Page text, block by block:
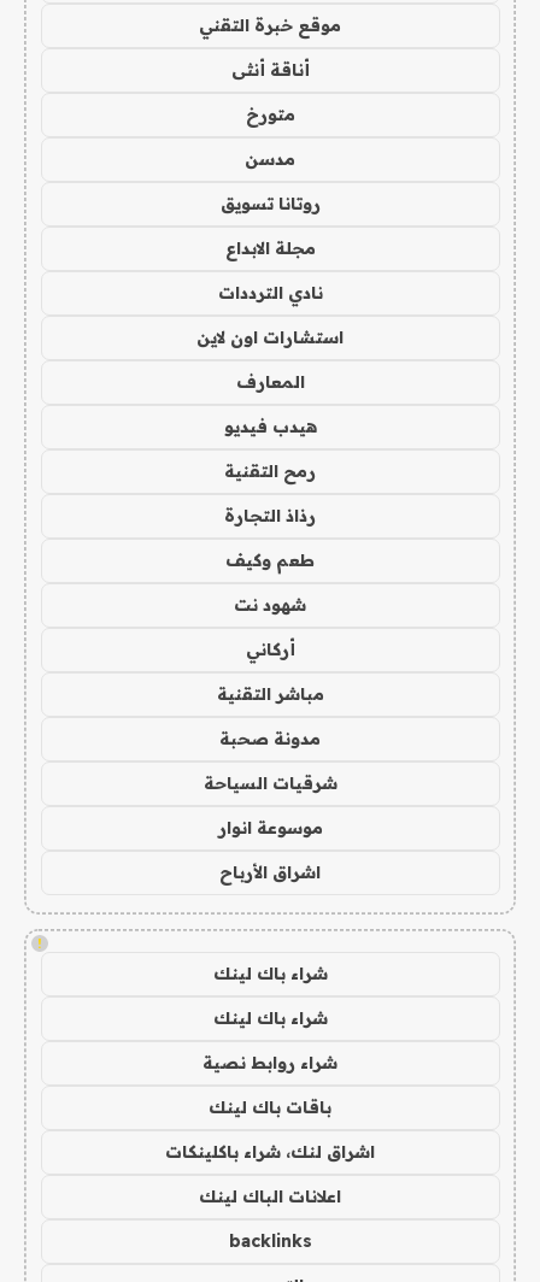
موقع خبرة التقني
أناقة أنثى
متورخ
مدسن
روتانا تسويق
مجلة الابداع
نادي الترددات
استشارات اون لاين
المعارف
هيدب فيديو
رمح التقنية
رذاذ التجارة
طعم وكيف
شهود نت
أركاني
مباشر التقنية
مدونة صحبة
شرقيات السياحة
موسوعة انوار
اشراق الأرباح
!
شراء باك لينك
شراء باك لينك
شراء روابط نصية
باقات باك لينك
اشراق لنك، شراء باكلينكات
اعلانات الباك لينك
backlinks